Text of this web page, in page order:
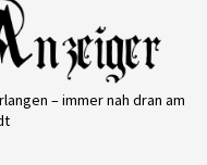
– immer nah dran am